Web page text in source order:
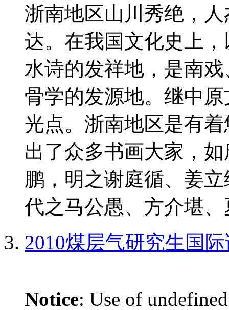
浙南地区山川秀绝，
达。在我国文化史上
水诗的发祥地，是南
骨学的发源地。继中
光点。浙南地区是有
出了众多书画大家，
鹏，明之谢庭循、姜
代之马公愚、方介堪
2010煤层气研究生国
Notice: Use of